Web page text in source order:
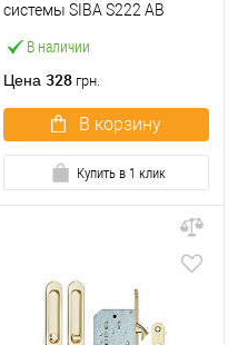
В наличии
системы SIBA S222 AB
Цена 328 грн.
В корзину
Купить в 1 клик